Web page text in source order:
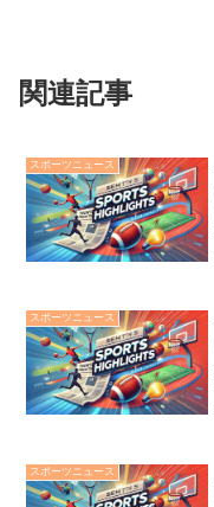
関連記事
スポーツニュース
スポーツニュース
スポーツニュース